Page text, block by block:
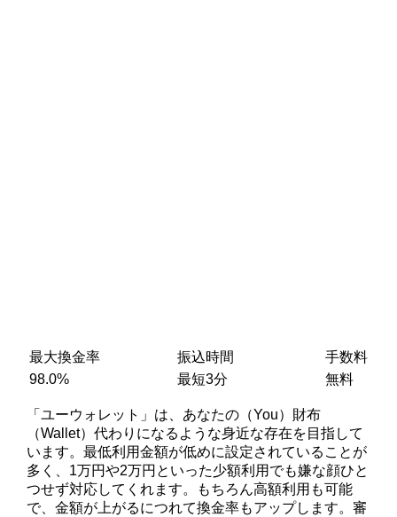
最大換金率 振込時間
手数料
98.0%
最短3分 無料
「ユーウォレット」は、あなたの（You）財布
（Wallet）代わりになるような身近な存在を目指して
います。最低利用金額が低めに設定されていることが
多く、1万円や2万円といった少額利用でも嫌な顔ひと
つせず対応してくれます。もちろん高額利用も可能
で、金額が上がるにつれて換金率もアップします。審